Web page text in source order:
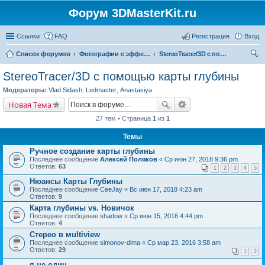
Форум 3DMasterKit.ru
Ссылки FAQ Вход
Регистрация
Список форумов Фотографии с эффектом стерео, варио, 3D, анимации, морфинга
StereoTracer/3D с помощью карты глубины
StereoTracer/3D с помощью карты глубины
Модераторы: Vlad Sidash Ledmaster Anastasiya
Новая Тема
27 тем • Страница 1 из 1
Темы
Ручное создание карты глубины
Последнее сообщение Алексей Поляков « Ср июн 27, 2018 9:36 pm
Ответов: 63 1 2 3 4 5
Нюансы Карты Глубины
Последнее сообщение CeeJay « Вс июн 17, 2018 4:23 am
Ответов: 9
Карта глубины vs. Новичок
Последнее сообщение shadow « Ср июн 15, 2016 4:44 pm
Ответов: 4
Стерео в мultiview
Последнее сообщение simonov-dima « Ср мар 23, 2016 3:58 am
Ответов: 29 1 2